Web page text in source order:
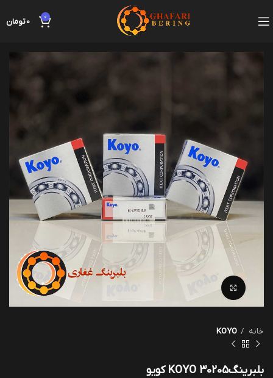
0
0تومان
خانه KOYO
بلبرینگKOYO 30205 کویو